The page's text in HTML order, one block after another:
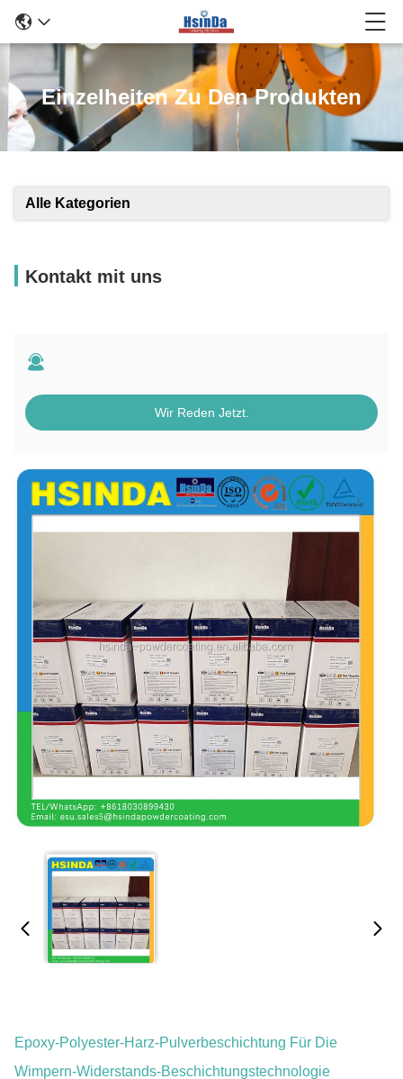
Einzelheiten Zu Den Produkten
Alle Kategorien
Kontakt mit uns
Wir Reden Jetzt.
Epoxy-Polyester-Harz-Pulverbeschichtung Für Die
Wimpern-Widerstands-Beschichtungstechnologie